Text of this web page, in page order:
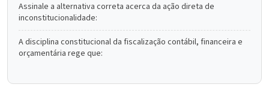
Assinale a alternativa correta acerca da ação direta de
inconstitucionalidade:
A disciplina constitucional da fiscalização contábil, financeira e
orçamentária rege que: